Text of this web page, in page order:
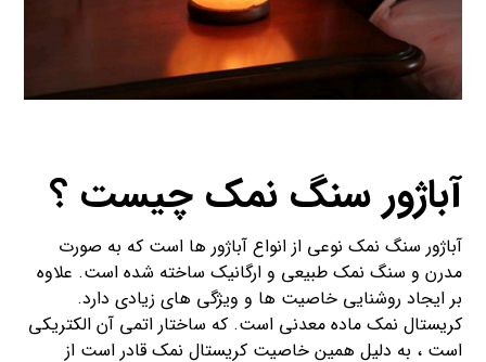
آباژور سنگ نمک چیست ؟
آباژور سنگ نمک نوعی از انواع آباژور ها است که به صورت
مدرن و سنگ نمک طبیعی و ارگانیک ساخته شده است. علاوه
بر ایجاد روشنایی خاصیت ها و ویژگی های زیادی دارد.
کریستال نمک ماده معدنی است. که ساختار اتمی آن الکتریکی
است ، به دلیل همین خاصیت کریستال نمک قادر است از